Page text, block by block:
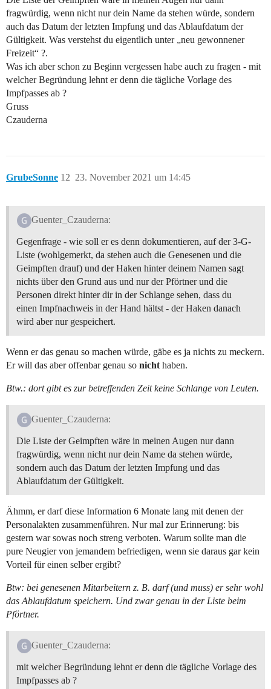
fragwürdig, wenn nicht nur dein Name da stehen würde, sondern
auch das Datum der letzten Impfung und das Ablaufdatum der
Gültigkeit. Was verstehst du eigentlich unter „neu gewonnener
Freizeit“ ?.
Was ich aber schon zu Beginn vergessen habe auch zu fragen - mit
welcher Begründung lehnt er denn die tägliche Vorlage des
Impfpasses ab ?
Gruss
Czauderna
GrubeSonne 23. November 2021 um 14:45
12
Guenter_Czauderna:
Gegenfrage - wie soll er es denn dokumentieren, auf der 3-G-
Liste (wohlgemerkt, da stehen auch die Genesenen und die
Geimpften drauf) und der Haken hinter deinem Namen sagt
nichts über den Grund aus und nur der Pförtner und die
Personen direkt hinter dir in der Schlange sehen, dass du
einen Impfnachweis in der Hand hältst - der Haken danach
wird aber nur gespeichert.
Wenn er das genau so machen würde, gäbe es ja nichts zu meckern.
Er will das aber offenbar genau so nicht haben.
Btw.: dort gibt es zur betreffenden Zeit keine Schlange von Leuten.
Guenter_Czauderna:
Die Liste der Geimpften wäre in meinen Augen nur dann
fragwürdig, wenn nicht nur dein Name da stehen würde,
sondern auch das Datum der letzten Impfung und das
Ablaufdatum der Gültigkeit.
Ähmm, er darf diese Information 6 Monate lang mit denen der
Personalakten zusammenführen. Nur mal zur Erinnerung: bis
gestern war sowas noch streng verboten. Warum sollte man die
pure Neugier von jemandem befriedigen, wenn sie daraus gar kein
Vorteil für einen selber ergibt?
Btw: bei genesenen Mitarbeitern z. B. darf (und muss) er sehr wohl
das Ablaufdatum speichern. Und zwar genau in der Liste beim
Pförtner.
Guenter_Czauderna:
mit welcher Begründung lehnt er denn die tägliche Vorlage des
Impfpasses ab ?